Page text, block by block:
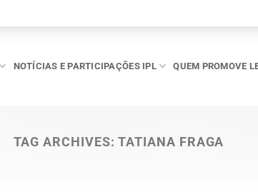
NOTÍCIAS E PARTICIPAÇÕES IPL QUEM PROMOVE
TAG ARCHIVES:TATIANA FRAGA